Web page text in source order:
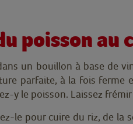
poisson
un bouillon à base de
parfaite, à la fois ferme
le poisson. Laissez
le pour cuire du riz, de